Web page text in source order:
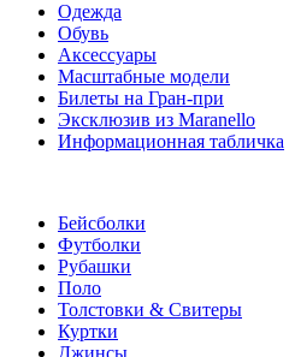
Одежда
Обувь
Аксессуары
Масштабные модели
Билеты на Гран-при
Эксклюзив из Maranello
Информационная табличка
Бейсболки
Футболки
Рубашки
Поло
Толстовки & Свитеры
Куртки
Джинсы